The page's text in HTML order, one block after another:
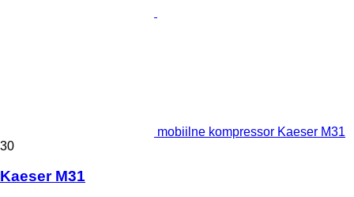
mobiilne kompressor Kaeser M31
30
Kaeser M31